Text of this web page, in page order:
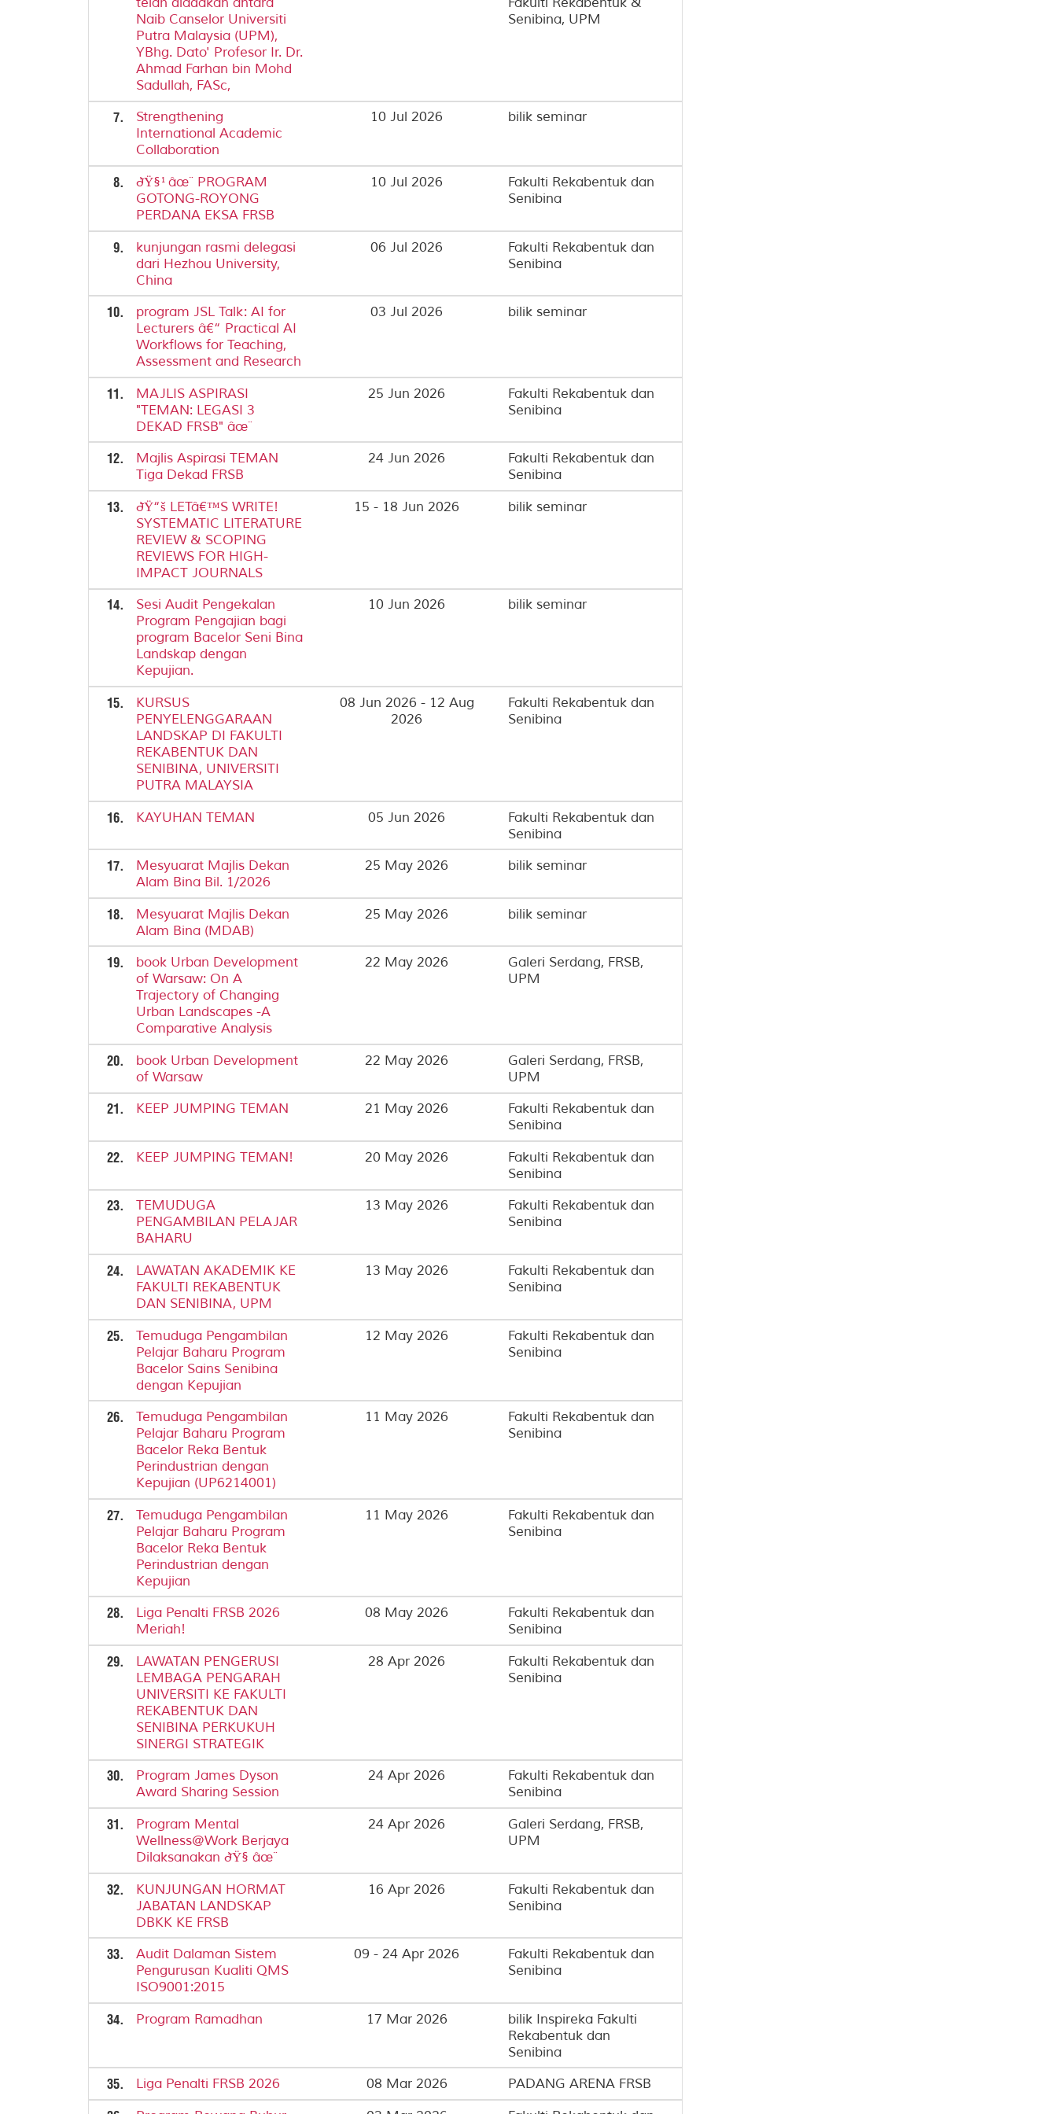
Naib Canselor Universiti
Putra Malaysia (UPM),
YBhg. Dato' Profesor Ir. Dr.
Ahmad Farhan bin Mohd
Sadullah, FASc,
Senibina, UPM
7.
Strengthening
International Academic
Collaboration
10 Jul 2026 bilik seminar
8.
ðŸ§¹âœ¨ PROGRAM
GOTONG-ROYONG
PERDANA EKSA FRSB
10 Jul 2026
Fakulti Rekabentuk dan
Senibina
9.
kunjungan rasmi delegasi
dari Hezhou University,
China
06 Jul 2026
Fakulti Rekabentuk dan
Senibina
10.
program JSL Talk: AI for
Lecturers â€“ Practical AI
Workflows for Teaching,
Assessment and Research
03 Jul 2026 bilik seminar
11.
MAJLIS ASPIRASI
"TEMAN: LEGASI 3
DEKAD FRSB" âœ¨
25 Jun 2026
Fakulti Rekabentuk dan
Senibina
12.
Majlis Aspirasi TEMAN
Tiga Dekad FRSB
24 Jun 2026
Fakulti Rekabentuk dan
Senibina
13.
ðŸ“š LETâ€™S WRITE!
SYSTEMATIC LITERATURE
REVIEW & SCOPING
REVIEWS FOR HIGH-
IMPACT JOURNALS
15 - 18 Jun 2026 bilik seminar
14.
Sesi Audit Pengekalan
Program Pengajian bagi
program Bacelor Seni Bina
Landskap dengan
Kepujian.
10 Jun 2026 bilik seminar
15.
KURSUS
PENYELENGGARAAN
LANDSKAP DI FAKULTI
REKABENTUK DAN
SENIBINA, UNIVERSITI
PUTRA MALAYSIA
08 Jun 2026 - 12 Aug
2026
Fakulti Rekabentuk dan
Senibina
16. KAYUHAN TEMAN 05 Jun 2026
Fakulti Rekabentuk dan
Senibina
17.
Mesyuarat Majlis Dekan
Alam Bina Bil. 1/2026
25 May 2026 bilik seminar
18.
Mesyuarat Majlis Dekan
Alam Bina (MDAB)
25 May 2026 bilik seminar
19.
book Urban Development
of Warsaw: On A
Trajectory of Changing
Urban Landscapes -A
Comparative Analysis
22 May 2026
Galeri Serdang, FRSB,
UPM
20.
book Urban Development
of Warsaw
22 May 2026
Galeri Serdang, FRSB,
UPM
21.
KEEP JUMPING TEMAN 21 May 2026
Fakulti Rekabentuk dan
Senibina
22.
KEEP JUMPING TEMAN! 20 May 2026
Fakulti Rekabentuk dan
Senibina
23.
TEMUDUGA
PENGAMBILAN PELAJAR
BAHARU
13 May 2026
Fakulti Rekabentuk dan
Senibina
24.
LAWATAN AKADEMIK KE
FAKULTI REKABENTUK
DAN SENIBINA, UPM
13 May 2026
Fakulti Rekabentuk dan
Senibina
25.
Temuduga Pengambilan
Pelajar Baharu Program
Bacelor Sains Senibina
dengan Kepujian
12 May 2026
Fakulti Rekabentuk dan
Senibina
26.
Temuduga Pengambilan
Pelajar Baharu Program
Bacelor Reka Bentuk
Perindustrian dengan
Kepujian (UP6214001)
11 May 2026
Fakulti Rekabentuk dan
Senibina
27.
Temuduga Pengambilan
Pelajar Baharu Program
Bacelor Reka Bentuk
Perindustrian dengan
Kepujian
11 May 2026
Fakulti Rekabentuk dan
Senibina
28.
Liga Penalti FRSB 2026
Meriah!
08 May 2026
Fakulti Rekabentuk dan
Senibina
29.
LAWATAN PENGERUSI
LEMBAGA PENGARAH
UNIVERSITI KE FAKULTI
REKABENTUK DAN
SENIBINA PERKUKUH
SINERGI STRATEGIK
28 Apr 2026
Fakulti Rekabentuk dan
Senibina
30.
Program James Dyson
Award Sharing Session
24 Apr 2026
Fakulti Rekabentuk dan
Senibina
31.
Program Mental
Wellness@Work Berjaya
Dilaksanakan ðŸ§ âœ¨
24 Apr 2026
Galeri Serdang, FRSB,
UPM
32.
KUNJUNGAN HORMAT
JABATAN LANDSKAP
DBKK KE FRSB
16 Apr 2026
Fakulti Rekabentuk dan
Senibina
33.
Audit Dalaman Sistem
Pengurusan Kualiti QMS
ISO9001:2015
09 - 24 Apr 2026
Fakulti Rekabentuk dan
Senibina
34. Program Ramadhan 17 Mar 2026
bilik Inspireka Fakulti
Rekabentuk dan
Senibina
35.
Liga Penalti FRSB 2026 08 Mar 2026
PADANG ARENA FRSB